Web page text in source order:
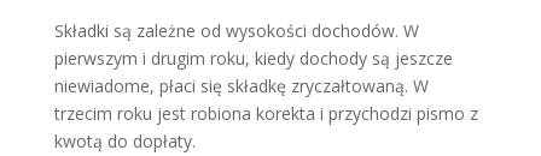
Składki są zależne od wysokości dochodów. W
pierwszym i drugim roku, kiedy dochody są jeszcze
niewiadome, płaci się składkę zryczałtowaną. W
trzecim roku jest robiona korekta i przychodzi pismo z
kwotą do dopłaty.